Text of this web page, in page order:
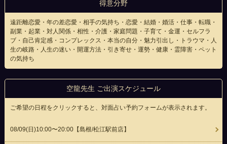
得意分野
遠距離恋愛・年の差恋愛・相手の気持ち・恋愛・結婚・婚活・仕事・転職・
副業・起業・対人関係・相性・介護・家庭問題・子育て・金運・セルフラ
ブ・自己肯定感・コンプレックス・本当の自分・魅力引出し・トラウマ・人
生の岐路・人生の迷い・開運方法・引き寄せ・運勢・健康・霊障害・ペット
の気持ち
空龍先生 ご出演スケジュール
ご希望の日程をクリックすると、対面占い予約フォームが表示されます。
08/09(日 )10:00〜20:00【島根/松江駅前店】